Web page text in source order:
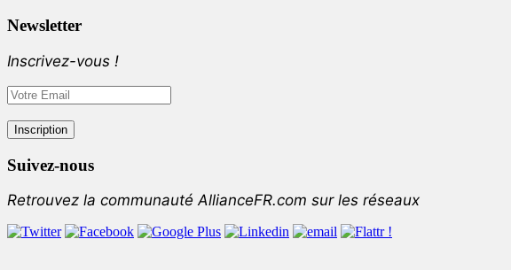
Newsletter
Inscrivez-vous !
Suivez-nous
Retrouvez la communauté AllianceFR.com sur les réseaux